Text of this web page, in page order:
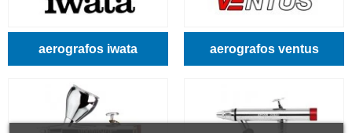
aerografos iwata aerografos ventus